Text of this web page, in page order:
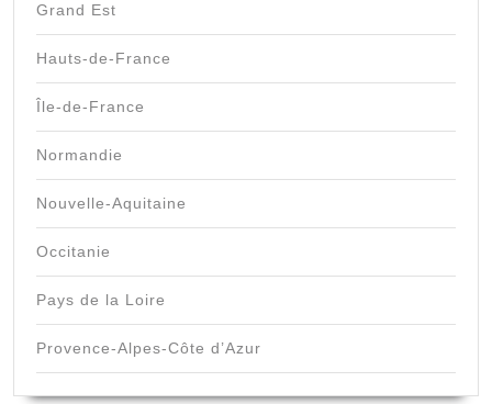
Grand Est
Hauts-de-France
Île-de-France
Normandie
Nouvelle-Aquitaine
Occitanie
Pays de la Loire
Provence-Alpes-Côte d’Azur